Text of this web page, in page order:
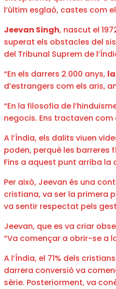
l’últim esglaó, castes com
Jeevan Singh, nascut el
superat els obstacles del
del Tribunal Suprem de
“En els darrers 2.000 anys,
d’estrangers com els aris,
“En la filosofia de
negocis. Ens tractaven com
A l’Índia, els dalits viuen
poden, perquè les barreres
Fins a aquest punt arriba la
Per això, Jeevan és una
cristiana, va ser la primera
va sentir respectat pels
Jeevan, que es va criar
“Va començar a obrir-se a
A l’Índia, el 71% dels
darrera conversió va
sèrie. Posteriorment, va